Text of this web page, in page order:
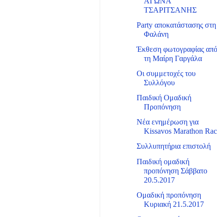
ΤΣΑΡΙΤΣΑΝΗΣ
Party αποκατάστασης στη
Φαλάνη
Έκθεση φωτογραφίας
τη Μαίρη Γαργάλα
Οι συμμετοχές του
Συλλόγου
Παιδική Ομαδική
Προπόνηση
Νέα ενημέρωση για
Kissavos Marathon
Συλλυπητήρια επιστολή
Παιδική ομαδική
προπόνηση Σάββατο
20.5.2017
Ομαδική προπόνηση
Κυριακή 21.5.2017